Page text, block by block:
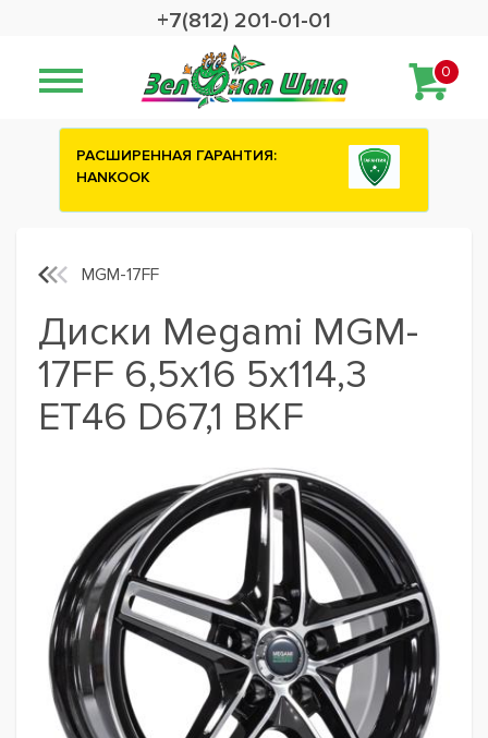
+7(812) 201-01-01
0
ГАРАНТИЯ:
Сashback 2500
шины ATTAR
MGM-17FF
Диски Megami MGM-
17FF 6,5x16 5x114,3
ET46 D67,1 BKF